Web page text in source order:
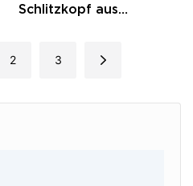
Schlitzkopf aus
2 3